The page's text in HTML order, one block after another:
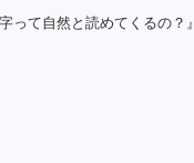
って自然と読めてくるの？』